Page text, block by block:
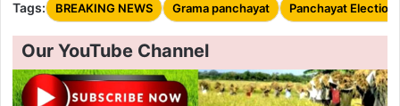
Tags: BREAKING NEWS Grama panchayat Panchayat
Our YouTube Channel